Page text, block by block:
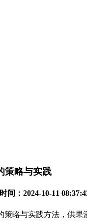
策略与实践
间：2024-10-11
略与实践方法，供果